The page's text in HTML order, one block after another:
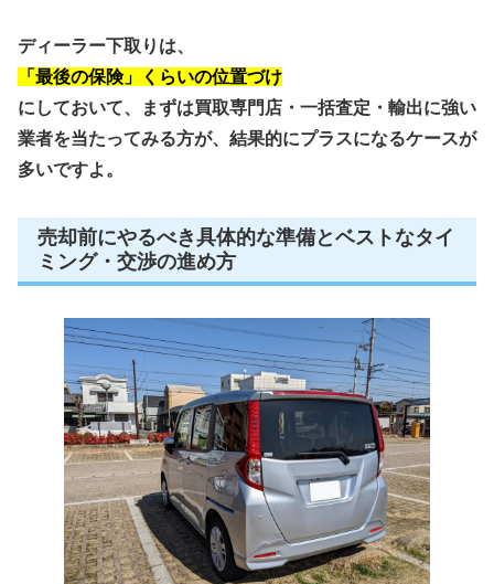
ディーラー下取りは、
「最後の保険」くらいの位置づけ
にしておいて、まずは買取専門店・一括査定・輸出に強い
業者を当たってみる方が、結果的にプラスになるケースが
多いですよ。
売却前にやるべき具体的な準備とベストなタイ
ミング・交渉の進め方